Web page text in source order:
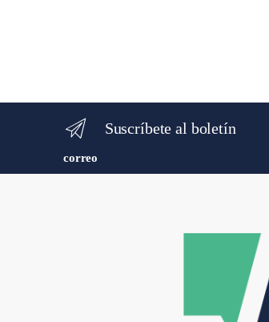
Suscríbete al boletín
correo